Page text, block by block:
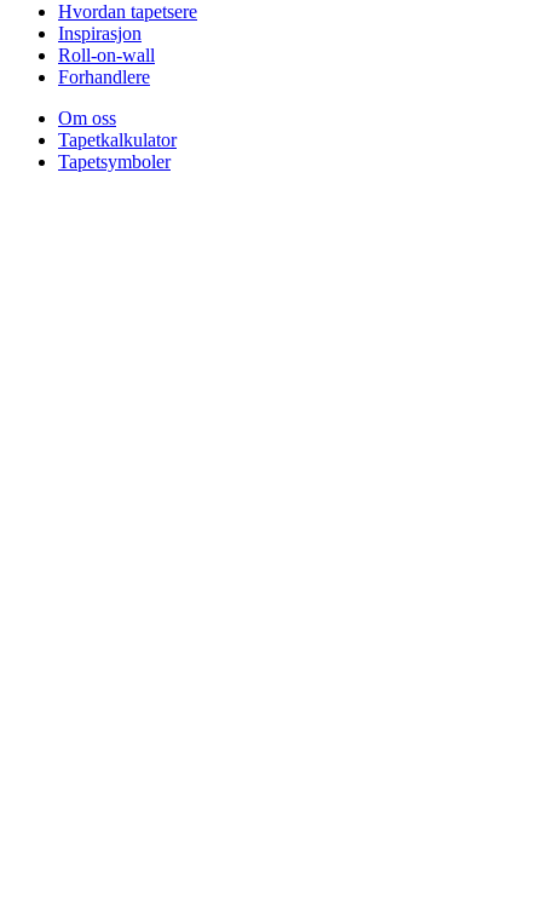
Hvordan tapetsere
Inspirasjon
Roll-on-wall
Forhandlere
Om oss
Tapetkalkulator
Tapetsymboler